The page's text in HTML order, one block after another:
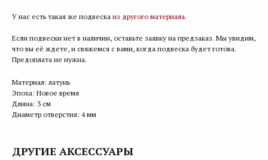
У нас есть такая же подвеска из другого материала.
Если подвески нет в наличии, оставьте заявку на предзаказ. Мы увидим,
что вы её ждете, и свяжемся с вами, когда подвеска будет готова.
Предоплата не нужна.
Материал: латунь
Эпоха: Новое время
Длина: 3 см
Диаметр отверстия: 4 мм
ДРУГИЕ АКСЕССУАРЫ